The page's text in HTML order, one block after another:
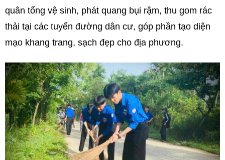
quân tổng vệ sinh, phát quang bụi rậm, thu gom rác
thải tại các tuyến đường dân cư, góp phần tạo diện
mạo khang trang, sạch đẹp cho địa phương.